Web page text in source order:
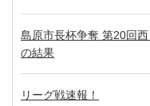
島原市長杯争奪 第20回
の結果
リーグ戦速報！